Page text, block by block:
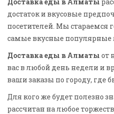
достаток и вкусовые
посетителей. Мы стараемся
самые вкусные популярные
Доставка еды в Алматы от
вас в любой день недели и
ваши заказы по городу, где
Для кого же будет полезно
рассчитан на любое